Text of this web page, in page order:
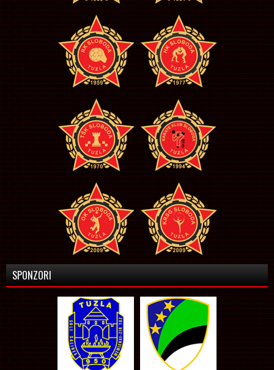
SPONZORI